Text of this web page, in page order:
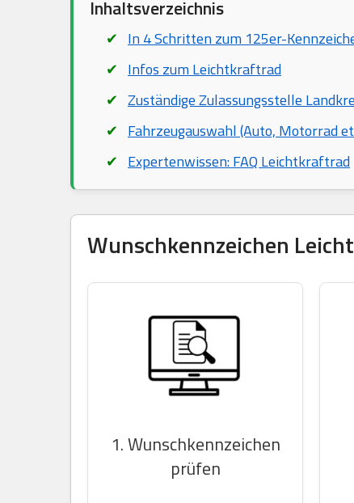
Inhaltsverzeichnis
In 4 Schritten zum 125er-
Infos zum Leichtkraftrad
Zuständige Zulassungsstelle
Fahrzeugauswahl (Auto, Motorrad
Expertenwissen: FAQ Leichtkraftrad
Wunschkennzeichen
1. Wunschkennzeichen
prüfen